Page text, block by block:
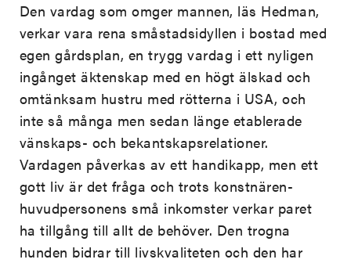
Den vardag som omger mannen, läs Hedman,
verkar vara rena småstadsidyllen i bostad med
egen gårdsplan, en trygg vardag i ett nyligen
ingånget äktenskap med en högt älskad och
omtänksam hustru med rötterna i USA, och
inte så många men sedan länge etablerade
vänskaps- och bekantskapsrelationer.
Vardagen påverkas av ett handikapp, men ett
gott liv är det fråga och trots konstnären-
huvudpersonens små inkomster verkar paret
ha tillgång till allt de behöver. Den trogna
hunden bidrar till livskvaliteten och den har